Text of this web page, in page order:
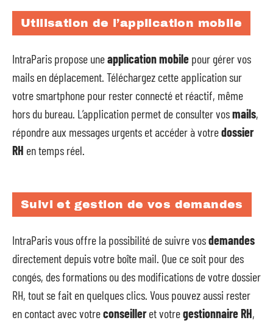
Utilisation de l’application mobile
IntraParis propose uneapplication mobile pour gérer vos
mails en déplacement. Téléchargez cette application sur
votre smartphone pour rester connecté et réactif, même
hors du bureau. L’application permet de consulter vosmails,
répondre aux messages urgents et accéder à votredossier
RH en temps réel.
Suivi et gestion de vos demandes
IntraParis vous offre la possibilité de suivre vosdemandes
directement depuis votre boîte mail. Que ce soit pour des
congés, des formations ou des modifications de votre dossier
RH, tout se fait en quelques clics. Vous pouvez aussi rester
en contact avec votreconseilleret votregestionnaire RH,